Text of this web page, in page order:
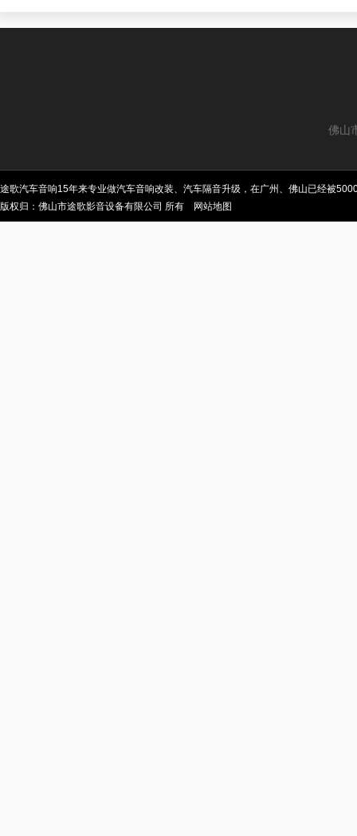
佛山
途歌汽车音响15年来专业做汽车音响改装、汽车隔音升级，在广州、佛山已经被
版权归：佛山市途歌影音设备有限公司 所有
网站地图